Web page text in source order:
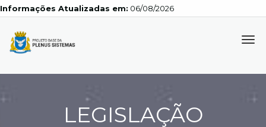
Atualizadas em: 06/08/2026
LEGISLAÇÃO